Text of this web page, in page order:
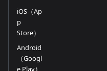
iOS（Ap
p
Store）
Android
（Googl
e Play）